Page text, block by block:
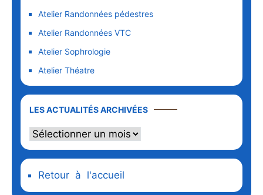
Atelier Randonnées pédestres
Atelier Randonnées VTC
Atelier Sophrologie
Atelier Théatre
LES ACTUALITÉS ARCHIVÉES
Retour à l'accueil